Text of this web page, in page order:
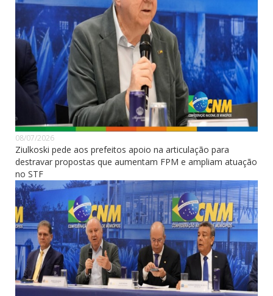
08/07/2026
Ziulkoski pede aos prefeitos apoio na articulação para
destravar propostas que aumentam FPM e ampliam atuação
no STF